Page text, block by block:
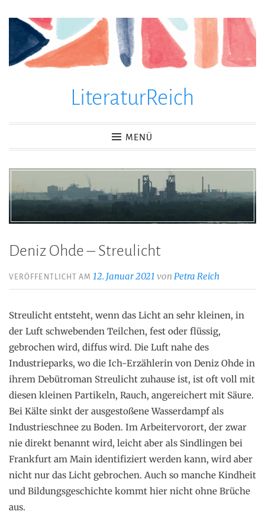
Zum
springen
LiteraturReich
MENÜ
Deniz Ohde – Streulicht
VERÖFFENTLICHT AM12. Januar 2021 vonPetra Reich
Streulicht entsteht, wenn das Licht an sehr kleinen, in
der Luft schwebenden Teilchen, fest oder flüssig,
gebrochen wird, diffus wird. Die Luft nahe des
Industrieparks, wo die Ich-Erzählerin von Deniz Ohde in
ihrem Debütroman Streulicht zuhause ist, ist oft voll mit
diesen kleinen Partikeln, Rauch, angereichert mit Säure.
Bei Kälte sinkt der ausgestoßene Wasserdampf als
Industrieschnee zu Boden. Im Arbeitervorort, der zwar
nie direkt benannt wird, leicht aber als Sindlingen bei
Frankfurt am Main identifiziert werden kann, wird aber
nicht nur das Licht gebrochen. Auch so manche Kindheit
und Bildungsgeschichte kommt hier nicht ohne Brüche
aus.